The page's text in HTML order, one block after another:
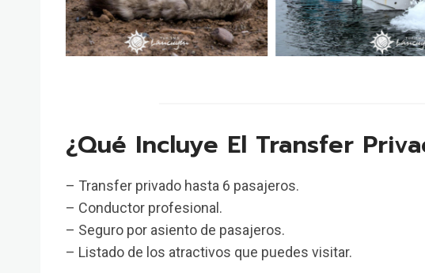
¿Qué Incluye El Transfer
– Transfer privado hasta 6 pasajeros.
– Conductor profesional.
– Seguro por asiento de pasajeros.
– Listado de los atractivos que puedes visitar.